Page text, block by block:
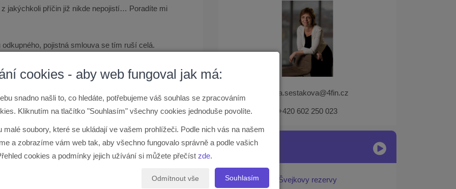
jakýchkoli příčin již nikde nepojistí… Poradíte mi
pojistná smlouva se tím ruší celá.
pouze části kapitálové hodnoty pojištění, ovšem
neumožňuje. S jistotou to ovšem mohu prohlásit až
nemám k nahlédnutí (ING již nyní tento produkt
pro typ 2110 a 2140). Proto navrhuji osobní
které máte přílohou ke smlouvě, bude možno
iveta.sestakova@4fin.cz
+420 602 250 023
Videotipy
Švejkovy rezervy
cookies - aby web fungoval jak má:
snadno našli to, co hledáte, potřebujeme váš souhlas se zpracováním
Kliknutím na tlačítko "Souhlasím" všechny cookies jednoduše povolíte.
malé soubory, které se ukládají ve vašem prohlížeči. Podle nich vás na našem
a zobrazíme vám web tak, aby všechno fungovalo správně a podle vašich
cookies a podmínky jejich užívání si můžete přečíst zde.
Souhlasím
Odmítnout vše